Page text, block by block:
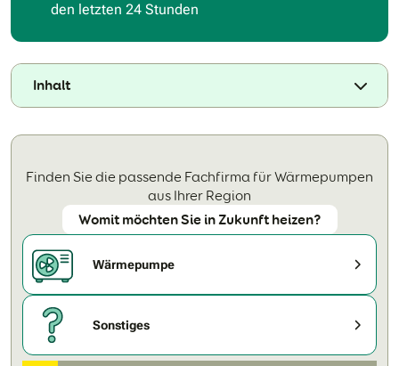
den letzten 24 Stunden
Inhalt
Finden Sie die passende Fachfirma für Wärmepumpen
aus Ihrer Region
Womit möchten Sie in Zukunft heizen?
Wärmepumpe
Sonstiges